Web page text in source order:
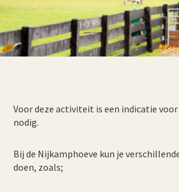
Voor deze activiteit is een indicatie
nodig.
Bij de Nijkamphoeve kun je
doen, zoals;